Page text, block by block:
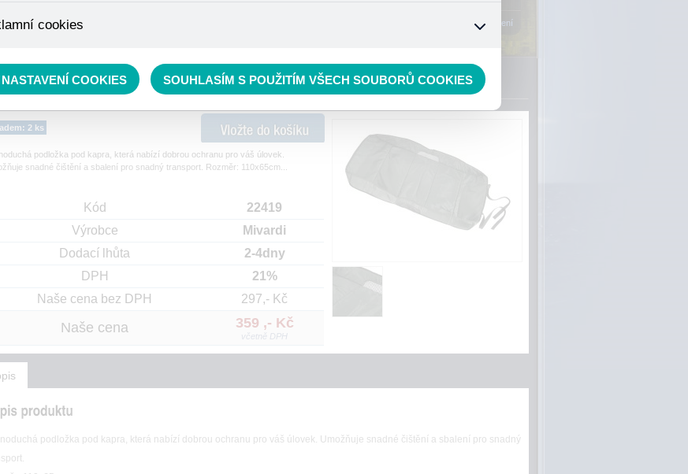
Přihlášení
RYBÁŘSKÝ SORTIMENT»
2 ks
podložka pod kapra, která nabízí dobrou ochranu pro váš úlovek.
snadné čištění a sbalení pro snadný transport. Rozměr: 110x65cm...
Kód
22419
Výrobce
Mivardi
Dodací lhůta
2-4dny
DPH
21%
Naše cena bez DPH
297,- Kč
Naše cena 359 ,- Kč
včetně DPH
podložka pod kapra, která nabízí dobrou ochranu pro váš úlovek. Umožňuje snadné čištění a sbalení pro snadný
cookies nelze přiřadit konkrétnímu uživateli. Proto nedokážeme zjistit navštívené
cookies
COOKIES SOUHLASÍM S POUŽITÍM VŠECH SOUBORŮ COOKIES